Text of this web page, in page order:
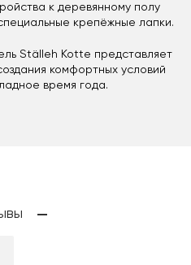
к деревянному полу
крепёжные лапки.
Ställeh Kotte представляет
комфортных условий
время года.